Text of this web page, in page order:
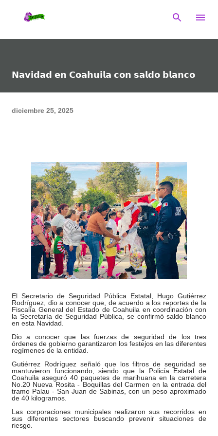
𝗡𝗮𝘃𝗶𝗱𝗮𝗱 𝗲𝗻 𝗖𝗼𝗮𝗵𝘂𝗶𝗹𝗮 𝗰𝗼𝗻 𝘀𝗮𝗹𝗱𝗼 𝗯𝗹𝗮𝗻𝗰𝗼
diciembre 25, 2025
El Secretario de Seguridad Pública Estatal, Hugo Gutiérrez
Rodríguez, dio a conocer que, de acuerdo a los reportes de la
Fiscalía General del Estado de Coahuila en coordinación con
la Secretaría de Seguridad Pública, se confirmó saldo blanco
en esta Navidad.
Dio a conocer que las fuerzas de seguridad de los tres
órdenes de gobierno garantizaron los festejos en las diferentes
regímenes de la entidad.
Gutiérrez Rodríguez señaló que los filtros de seguridad se
mantuvieron funcionando, siendo que la Policía Estatal de
Coahuila aseguró 40 paquetes de marihuana en la carretera
No.20 Nueva Rosita - Boquillas del Carmen en la entrada del
tramo Palau - San Juan de Sabinas, con un peso aproximado
de 40 kilogramos.
Las corporaciones municipales realizaron sus recorridos en
sus diferentes sectores buscando prevenir situaciones de
riesgo.